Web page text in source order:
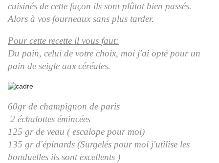
cuisinés de cette façon ils sont plûtot bien passés.
Alors à vos fourneaux sans plus tarder.
Pour cette recette il vous faut:
Du pain, celui de votre choix, moi j'ai opté pour un
pain de seigle aux céréales.
60gr de champignon de paris
2 échalottes émincées
125 gr de veau ( escalope pour moi)
135 gr d'épinards (Surgelés pour moi j'utilise les
bonduelles ils sont excellents )